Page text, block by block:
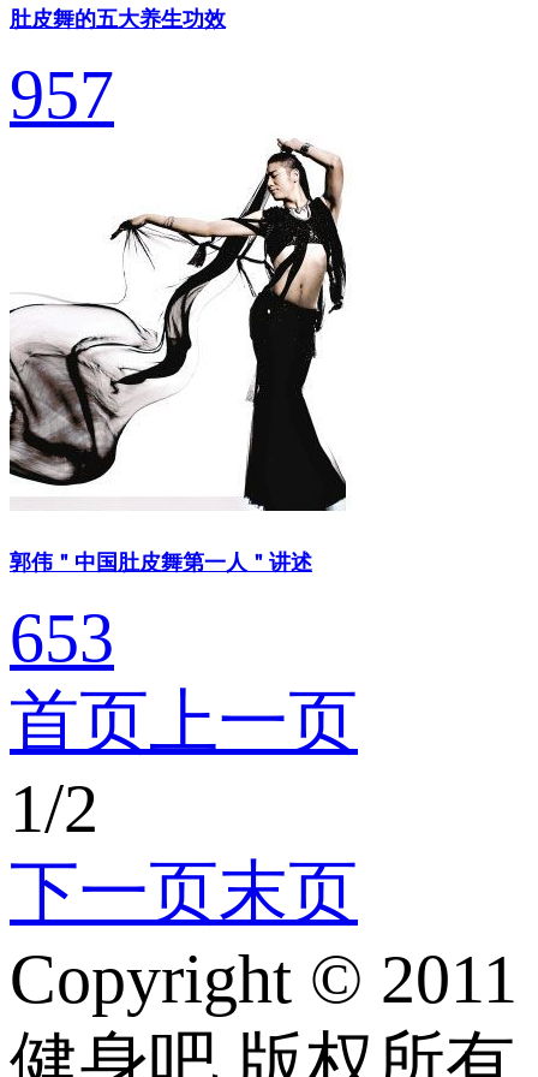
肚皮舞的五大养生功效
957
郭伟＂中国肚皮舞第一人＂讲述
653
首页上一页
1/2
下一页末页
Copyright © 2011